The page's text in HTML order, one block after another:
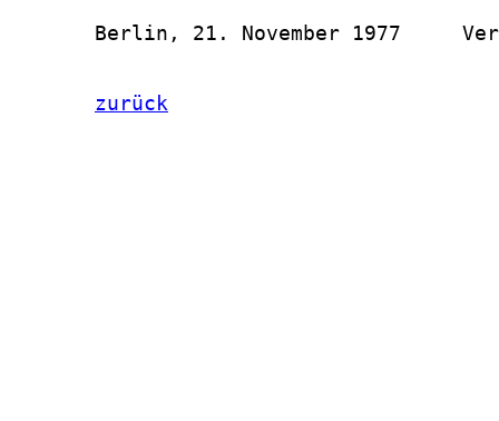
Berlin, 21. November 1977
zurück